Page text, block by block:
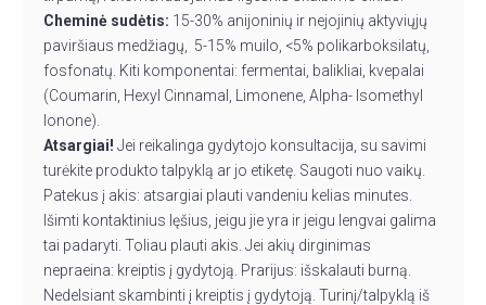
Cheminė sudėtis: 15-30% anijoninių ir nejojinių aktyviųjų
paviršiaus medžiagų, 5-15% muilo, <5% polikarboksilatų,
fosfonatų. Kiti komponentai: fermentai, balikliai, kvepalai
(Coumarin, Hexyl Cinnamal, Limonene, Alpha- Isomethyl
lonone).
Atsargiai! Jei reikalinga gydytojo konsultacija, su savimi
turėkite produkto talpyklą ar jo etiketę. Saugoti nuo vaikų.
Patekus į akis: atsargiai plauti vandeniu kelias minutes.
Išimti kontaktinius lęšius, jeigu jie yra ir jeigu lengvai galima
tai padaryti. Toliau plauti akis. Jei akių dirginimas
nepraeina: kreiptis į gydytoją. Prarijus: išskalauti burną.
Nedelsiant skambinti į kreiptis į gydytoją. Turinį/talpyklą iš